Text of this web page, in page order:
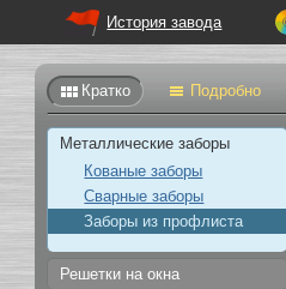
История завода
Кратко Подробно
Металлические заборы
Кованые заборы
Сварные заборы
Заборы из профлиста
Решетки на окна